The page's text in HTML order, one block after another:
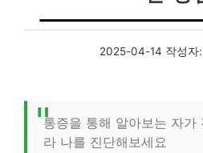
2025-04-14 작성자:
통증을 통해 알아보는 자가
라 나를 진단해보세요